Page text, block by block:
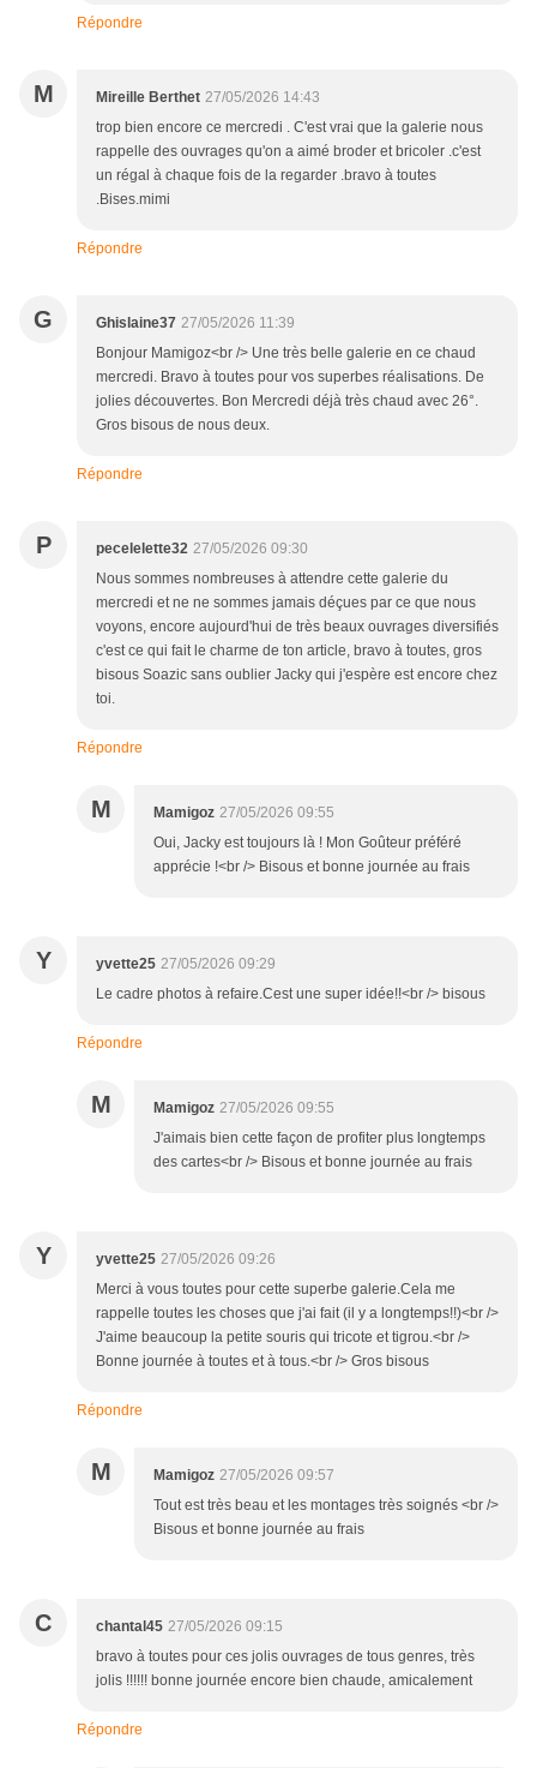
Répondre
M Mireille Berthet 27/05/2026 14:43
trop bien encore ce mercredi . C'est vrai que la galerie nous
rappelle des ouvrages qu'on a aimé broder et bricoler .c'est
un régal à chaque fois de la regarder .bravo à toutes
.Bises.mimi
Répondre
G Ghislaine37 27/05/2026 11:39
Bonjour Mamigoz<br /> Une très belle galerie en ce chaud
mercredi. Bravo à toutes pour vos superbes réalisations. De
jolies découvertes. Bon Mercredi déjà très chaud avec 26°.
Gros bisous de nous deux.
Répondre
P pecelelette32 27/05/2026 09:30
Nous sommes nombreuses à attendre cette galerie du
mercredi et ne ne sommes jamais déçues par ce que nous
voyons, encore aujourd'hui de très beaux ouvrages diversifiés
c'est ce qui fait le charme de ton article, bravo à toutes, gros
bisous Soazic sans oublier Jacky qui j'espère est encore chez
toi.
Répondre
M Mamigoz 27/05/2026 09:55
Oui, Jacky est toujours là ! Mon Goûteur préféré
apprécie !<br /> Bisous et bonne journée au frais
Y yvette25 27/05/2026 09:29
Le cadre photos à refaire.Cest une super idée!!<br /> bisous
Répondre
M Mamigoz 27/05/2026 09:55
J'aimais bien cette façon de profiter plus longtemps
des cartes<br /> Bisous et bonne journée au frais
Y yvette25 27/05/2026 09:26
Merci à vous toutes pour cette superbe galerie.Cela me
rappelle toutes les choses que j'ai fait (il y a longtemps!!)<br />
J'aime beaucoup la petite souris qui tricote et tigrou.<br />
Bonne journée à toutes et à tous.<br /> Gros bisous
Répondre
M Mamigoz 27/05/2026 09:57
Tout est très beau et les montages très soignés <br />
Bisous et bonne journée au frais
C chantal45 27/05/2026 09:15
bravo à toutes pour ces jolis ouvrages de tous genres, très
jolis !!!!!! bonne journée encore bien chaude, amicalement
Répondre